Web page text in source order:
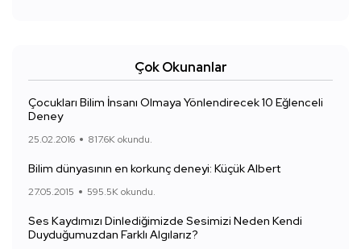
Çok Okunanlar
Çocukları Bilim İnsanı Olmaya Yönlendirecek 10 Eğlenceli
Deney
25.02.2016 817.6K okundu.
Bilim dünyasının en korkunç deneyi: Küçük Albert
27.05.2015 595.5K okundu.
Ses Kaydımızı Dinlediğimizde Sesimizi Neden Kendi
Duyduğumuzdan Farklı Algılarız?